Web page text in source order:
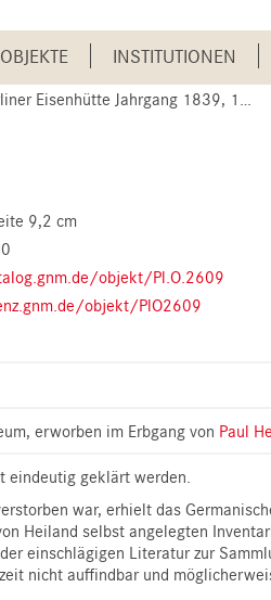
OBJEKTE INSTITUTIONEN
Jahrgang 1839, 1839 (Pl.O. 2609)
9,2 cm
objekt/Pl.O.2609
objekt/PlO2609
erworben im Erbgang von Paul
eindeutig geklärt werden.
war, erhielt das
Heiland selbst angelegten
einschlägigen Literatur zur
nicht auffindbar und